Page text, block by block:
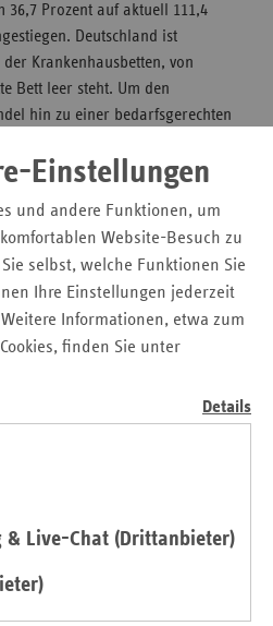
Einstellungen
und andere Funktionen, um
Website-Besuch zu
selbst, welche Funktionen Sie
Ihre Einstellungen jederzeit
Informationen, etwa zum
finden Sie unter
Details
& Live-Chat (Drittanbieter)
36,7 Prozent auf aktuell 111,4
Deutschland ist
Krankenhausbetten, von
Bett leer steht. Um den
hin zu einer bedarfsgerechten
von 50
bereitgestellt worden.
vier Milliarden an
für die
hatte deshalb wichtige
empfohlen.
die Forderung nach einem
Schon im
Tarifrefinanzierung mit einem
die Krankenhäuser
Ausgabenpolitik